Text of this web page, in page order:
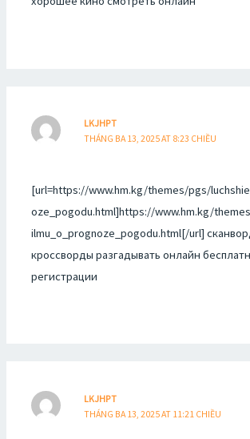
LKJHPT
THÁNG BA 13, 2025 AT 8:23 CHIỀU
[url=https://www.hm.kg/themes/pgs/
oze_pogodu.html]https://www.hm.kg/
ilmu_o_prognoze_pogodu.html[/url]
кроссворды разгадывать онлайн
регистрации
LKJHPT
THÁNG BA 13, 2025 AT 11:21 CHIỀU